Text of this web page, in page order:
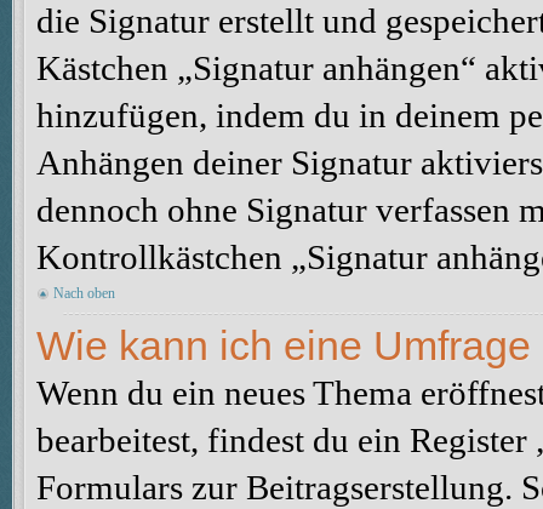
die Signatur erstellt und
Kästchen „Signatur anhängen“
hinzufügen, indem du in deinem
Anhängen deiner Signatur
dennoch ohne Signatur verfassen
Kontrollkästchen „Signatur
Nach oben
Wie kann ich eine
Wenn du ein neues Thema
bearbeitest, findest du ein
Formulars zur Beitragserstellung.